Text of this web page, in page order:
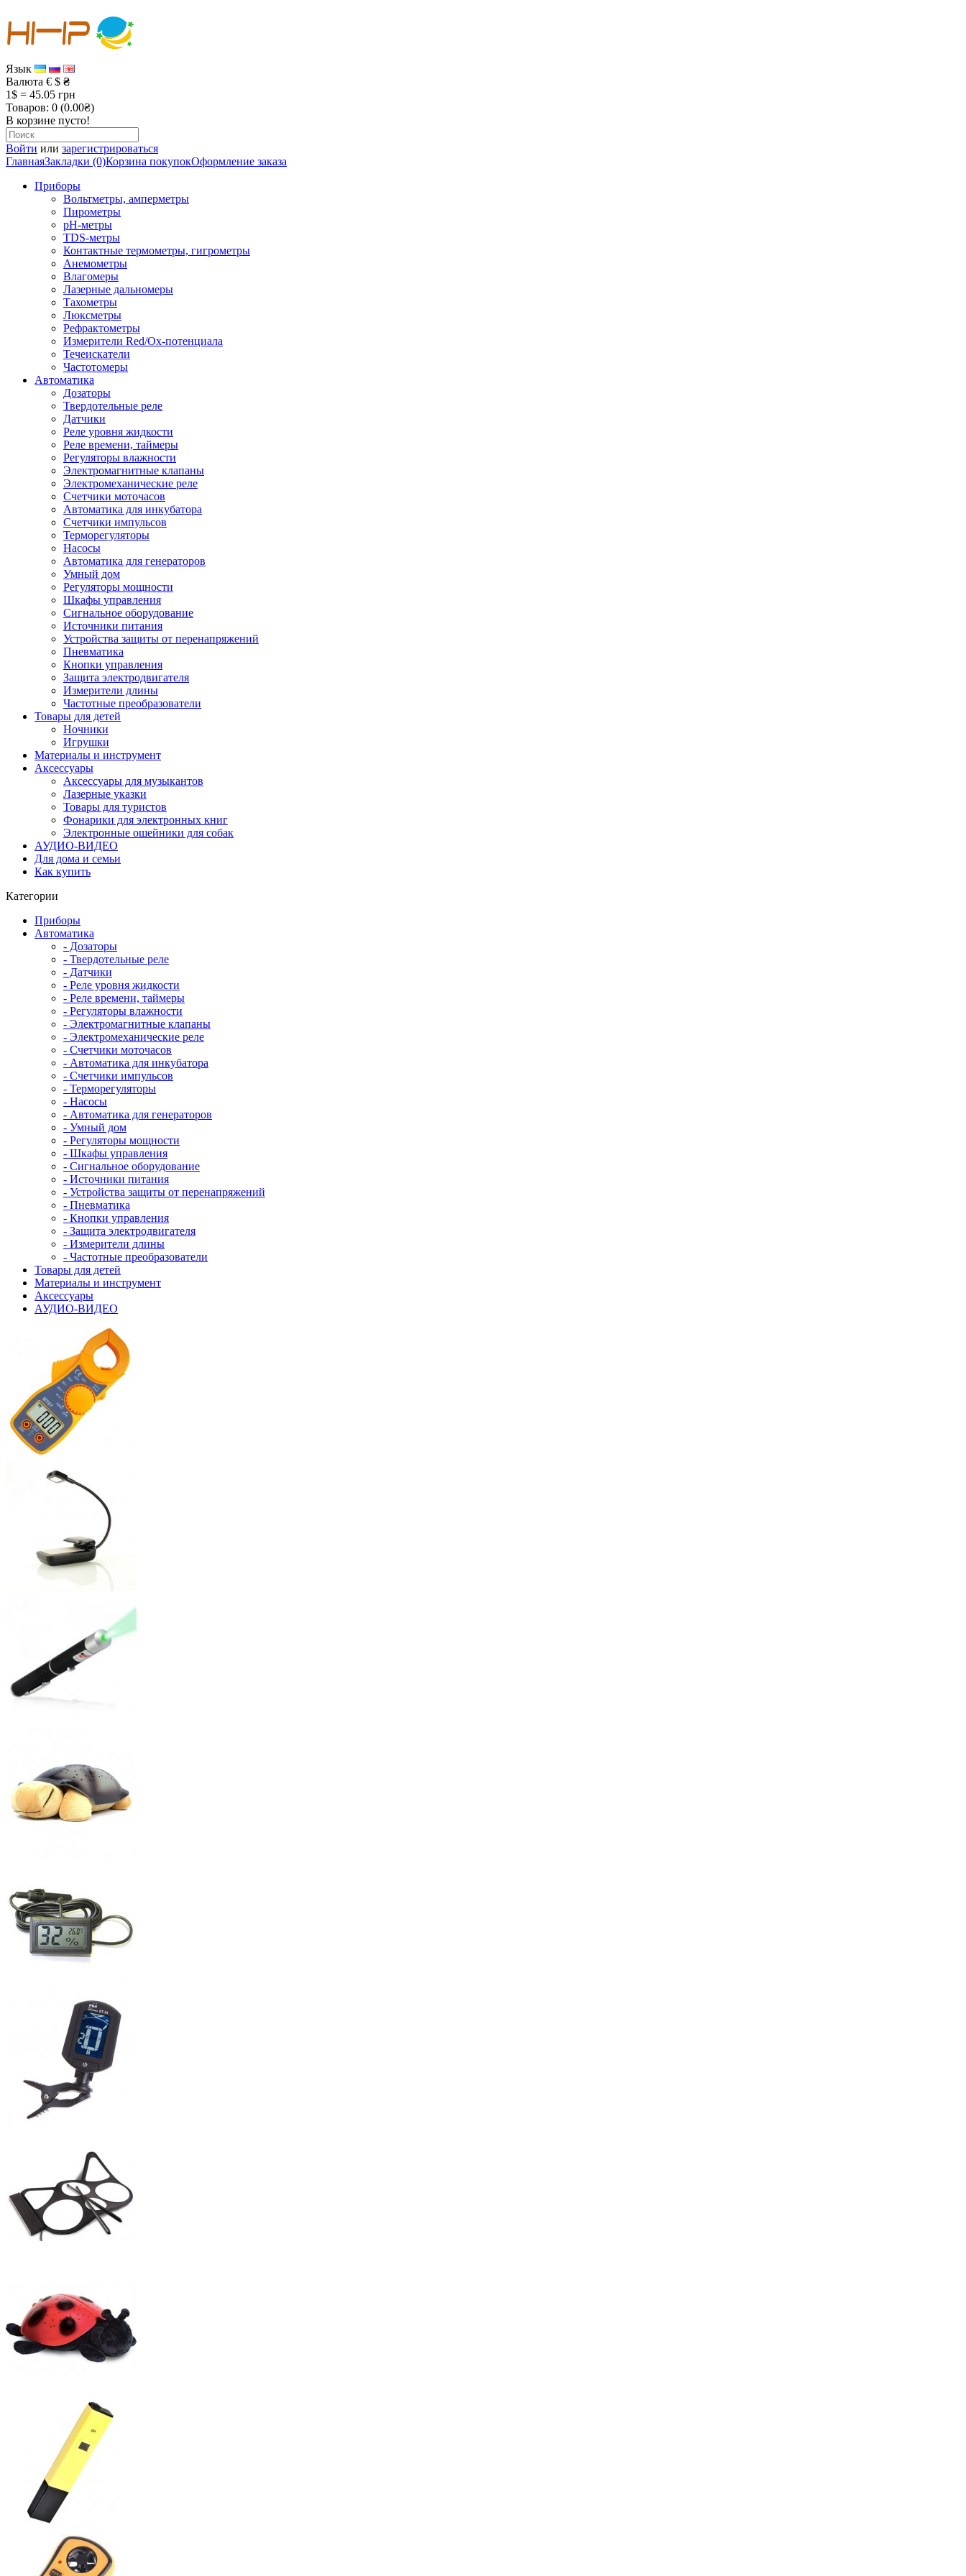
Язык
Валюта € $ ₴
1$ = 45.05 грн
Товаров: 0 (0.00₴)
В корзине пусто!
Войти или зарегистрироваться
ГлавнаяЗакладки (0)Корзина покупокОформление заказа
Приборы
Вольтметры, амперметры
Пирометры
рН-метры
TDS-метры
Контактные термометры, гигрометры
Анемометры
Влагомеры
Лазерные дальномеры
Тахометры
Люксметры
Рефрактометры
Измерители Red/Ox-потенциала
Течеискатели
Частотомеры
Автоматика
Дозаторы
Твердотельные реле
Датчики
Реле уровня жидкости
Реле времени, таймеры
Регуляторы влажности
Электромагнитные клапаны
Электромеханические реле
Счетчики моточасов
Автоматика для инкубатора
Счетчики импульсов
Терморегуляторы
Насосы
Автоматика для генераторов
Умный дом
Регуляторы мощности
Шкафы управления
Сигнальное оборудование
Источники питания
Устройства защиты от перенапряжений
Пневматика
Кнопки управления
Защита электродвигателя
Измерители длины
Частотные преобразователи
Товары для детей
Ночники
Игрушки
Материалы и инструмент
Аксессуары
Аксессуары для музыкантов
Лазерные указки
Товары для туристов
Фонарики для электронных книг
Электронные ошейники для собак
АУДИО-ВИДЕО
Для дома и семьи
Как купить
Категории
Приборы
Автоматика
- Дозаторы
- Твердотельные реле
- Датчики
- Реле уровня жидкости
- Реле времени, таймеры
- Регуляторы влажности
- Электромагнитные клапаны
- Электромеханические реле
- Счетчики моточасов
- Автоматика для инкубатора
- Счетчики импульсов
- Терморегуляторы
- Насосы
- Автоматика для генераторов
- Умный дом
- Регуляторы мощности
- Шкафы управления
- Сигнальное оборудование
- Источники питания
- Устройства защиты от перенапряжений
- Пневматика
- Кнопки управления
- Защита электродвигателя
- Измерители длины
- Частотные преобразователи
Товары для детей
Материалы и инструмент
Аксессуары
АУДИО-ВИДЕО